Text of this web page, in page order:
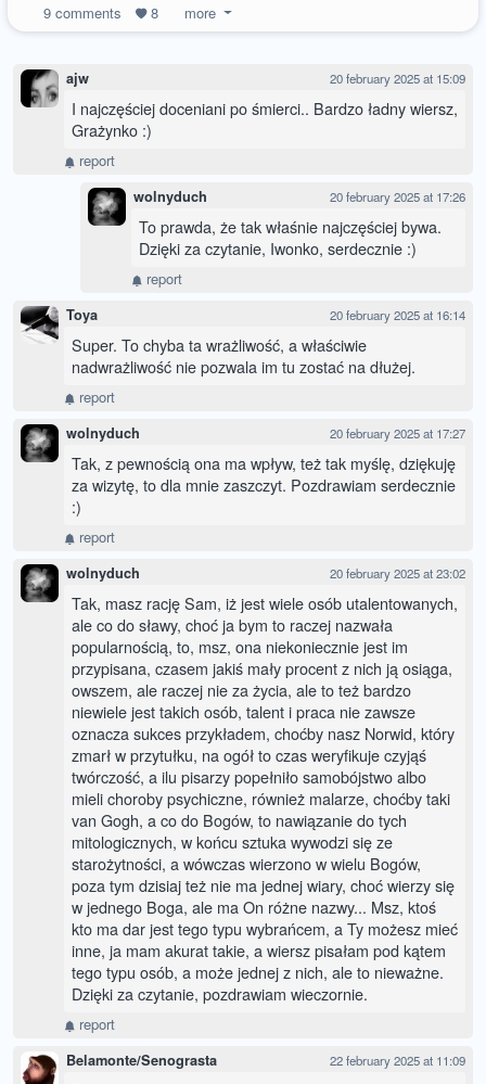
9comments 8 more
ajw 20 february 2025 at 15:09
I najczęściej doceniani po śmierci.. Bardzo ładny wiersz,
Grażynko :)
report
wolnyduch 20 february 2025 at 17:26
To prawda, że tak właśnie najczęściej bywa.
Dzięki za czytanie, Iwonko, serdecznie :)
report
Toya 20 february 2025 at 16:14
Super. To chyba ta wrażliwość, a właściwie
nadwrażliwość nie pozwala im tu zostać na dłużej.
report
wolnyduch 20 february 2025 at 17:27
Tak, z pewnością ona ma wpływ, też tak myślę, dziękuję
za wizytę, to dla mnie zaszczyt. Pozdrawiam serdecznie
:)
report
wolnyduch 20 february 2025 at 23:02
Tak, masz rację Sam, iż jest wiele osób utalentowanych,
ale co do sławy, choć ja bym to raczej nazwała
popularnością, to, msz, ona niekoniecznie jest im
przypisana, czasem jakiś mały procent z nich ją osiąga,
owszem, ale raczej nie za życia, ale to też bardzo
niewiele jest takich osób, talent i praca nie zawsze
oznacza sukces przykładem, choćby nasz Norwid, który
zmarł w przytułku, na ogół to czas weryfikuje czyjąś
twórczość, a ilu pisarzy popełniło samobójstwo albo
mieli choroby psychiczne, również malarze, choćby taki
van Gogh, a co do Bogów, to nawiązanie do tych
mitologicznych, w końcu sztuka wywodzi się ze
starożytności, a wówczas wierzono w wielu Bogów,
poza tym dzisiaj też nie ma jednej wiary, choć wierzy się
w jednego Boga, ale ma On różne nazwy... Msz, ktoś
kto ma dar jest tego typu wybrańcem, a Ty możesz mieć
inne, ja mam akurat takie, a wiersz pisałam pod kątem
tego typu osób, a może jednej z nich, ale to nieważne.
Dzięki za czytanie, pozdrawiam wieczornie.
report
Belamonte/Senograsta 22 february 2025 at 11:09